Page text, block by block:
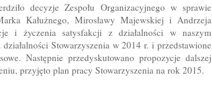
decyzje Zespołu Organizacyjnego w sprawie
Kałużnego, Mirosławy Majewskiej i Andrzeja
i życzenia satysfakcji z działalności w naszym
Stowarzyszenia w 2014 r. i przedstawione
Następnie przedyskutowano propozycje dalszej
przyjęto plan pracy Stowarzyszenia na rok 2015.